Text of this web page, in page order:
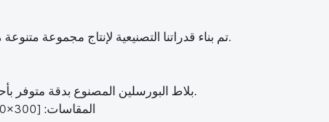
في شركة Antovia Surfaces، تم بناء قدراتنا التصنيعية لإنتاج مجموعة متنوعة من المجموعات المتميزة المصممة للتطبيقات السكنية والتجارية والمعمارية.
بلاط البورسلين المصنوع بدقة متوفر بأحجام متعددة وتشطيبات سطحية بما في ذلك غير اللامع واللامع والشديد اللمعان والنحت والخشب والتيرازو.
المقاسات: [300×600 مم] | [600×600 ملم] | [600×1200 ملم] | [800×800 ملم] | [800×1600 ملم] | [1000×1000 ملم]